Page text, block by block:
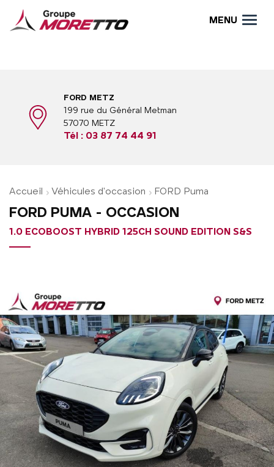
MENU
FORD METZ
199 rue du Général Metman
57070 METZ
Tél : 03 87 74 44 91
Accueil Véhicules d'occasion FORD Puma
FORD PUMA - OCCASION
1.0 ECOBOOST HYBRID 125CH SOUND EDITION S&S